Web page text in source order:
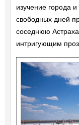
изучение города
свободных дней
соседнюю
интригующим